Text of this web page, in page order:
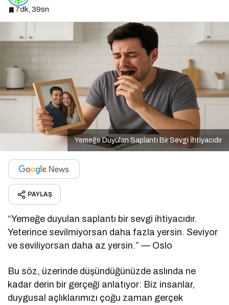
7dk, 39sn
Yemeğe Duyulan Saplantı Bir Sevgi İhtiyacıdır
PAYLAŞ
“Yemeğe duyulan saplantı bir sevgi ihtiyacıdır.
Yeterince sevilmiyorsan daha fazla yersin. Seviyor
ve seviliyorsan daha az yersin.” — Oslo
Bu söz, üzerinde düşündüğünüzde aslında ne
kadar derin bir gerçeği anlatıyor: Biz insanlar,
duygusal açlıklarımızı çoğu zaman gerçek